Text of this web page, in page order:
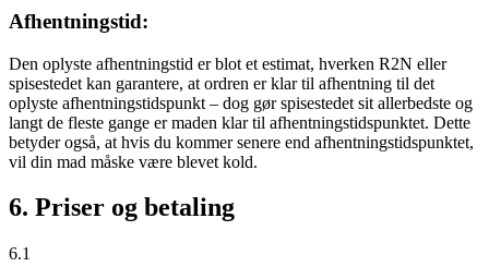
Afhentningstid:
Den oplyste afhentningstid er blot et estimat, hverken R2N eller
spisestedet kan garantere, at ordren er klar til afhentning til det
oplyste afhentningstidspunkt – dog gør spisestedet sit allerbedste og
langt de fleste gange er maden klar til afhentningstidspunktet. Dette
betyder også, at hvis du kommer senere end afhentningstidspunktet,
vil din mad måske være blevet kold.
6. Priser og betaling
6.1